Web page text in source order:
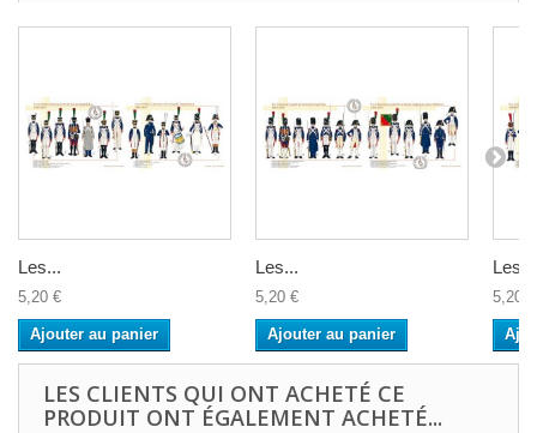
Les...
5,20 €
Ajouter au panier
Les...
5,20 €
Ajouter au panier
Les...
5,20 €
LES CLIENTS QUI ONT ACHETÉ CE
PRODUIT ONT ÉGALEMENT ACHETÉ...